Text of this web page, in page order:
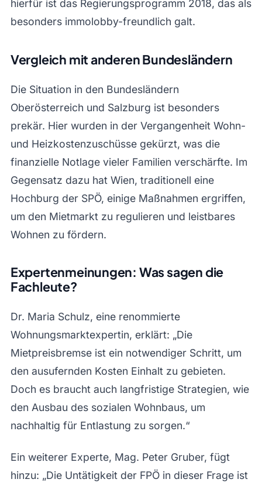
hierfür ist das Regierungsprogramm 2018, das als
besonders immolobby-freundlich galt.
Vergleich mit anderen Bundesländern
Die Situation in den Bundesländern
Oberösterreich und Salzburg ist besonders
prekär. Hier wurden in der Vergangenheit Wohn-
und Heizkostenzuschüsse gekürzt, was die
finanzielle Notlage vieler Familien verschärfte. Im
Gegensatz dazu hat Wien, traditionell eine
Hochburg der SPÖ, einige Maßnahmen ergriffen,
um den Mietmarkt zu regulieren und leistbares
Wohnen zu fördern.
Expertenmeinungen: Was sagen die
Fachleute?
Dr. Maria Schulz, eine renommierte
Wohnungsmarktexpertin, erklärt: „Die
Mietpreisbremse ist ein notwendiger Schritt, um
den ausufernden Kosten Einhalt zu gebieten.
Doch es braucht auch langfristige Strategien, wie
den Ausbau des sozialen Wohnbaus, um
nachhaltig für Entlastung zu sorgen.“
Ein weiterer Experte, Mag. Peter Gruber, fügt
hinzu: „Die Untätigkeit der FPÖ in dieser Frage ist